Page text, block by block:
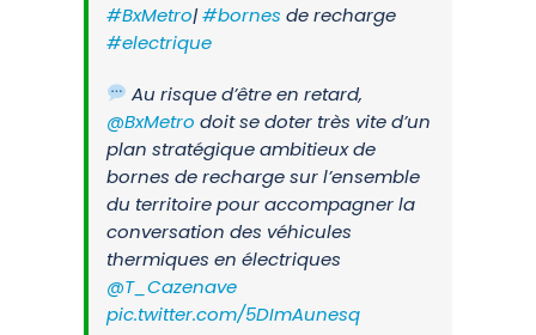
#BxMetro|#bornes de recharge
#electrique
Au risque d’être en retard,
@BxMetro doit se doter très vite d’un
plan stratégique ambitieux de
bornes de recharge sur l’ensemble
du territoire pour accompagner la
conversation des véhicules
thermiques en électriques
@T_Cazenave
pic.twitter.com/5DImAunesq